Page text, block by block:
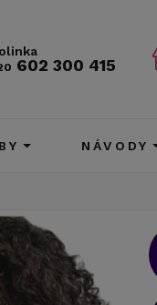
602 300 415
NÁVODY